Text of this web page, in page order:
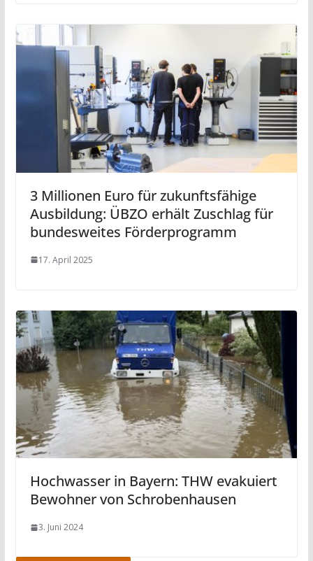
3 Millionen Euro für zukunftsfähige
Ausbildung: ÜBZO erhält Zuschlag für
bundesweites Förderprogramm
17. April 2025
Hochwasser in Bayern: THW evakuiert
Bewohner von Schrobenhausen
3. Juni 2024